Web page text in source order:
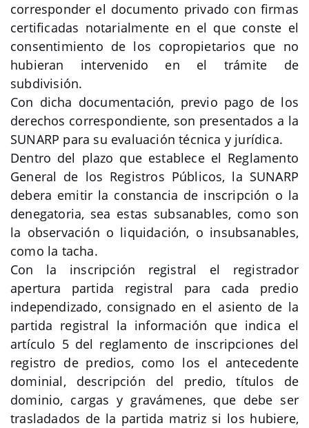
corresponder el documento privado con firmas
certificadas notarialmente en el que conste el
consentimiento de los copropietarios que no
hubieran intervenido en el trámite de
subdivisión.
Con dicha documentación, previo pago de los
derechos correspondiente, son presentados a la
SUNARP para su evaluación técnica y jurídica.
Dentro del plazo que establece el Reglamento
General de los Registros Públicos, la SUNARP
debera emitir la constancia de inscripción o la
denegatoria, sea estas subsanables, como son
la observación o liquidación, o insubsanables,
como la tacha.
Con la inscripción registral el registrador
apertura partida registral para cada predio
independizado, consignado en el asiento de la
partida registral la información que indica el
artículo 5 del reglamento de inscripciones del
registro de predios, como los el antecedente
dominial, descripción del predio, títulos de
dominio, cargas y gravámenes, que debe ser
trasladados de la partida matriz si los hubiere,